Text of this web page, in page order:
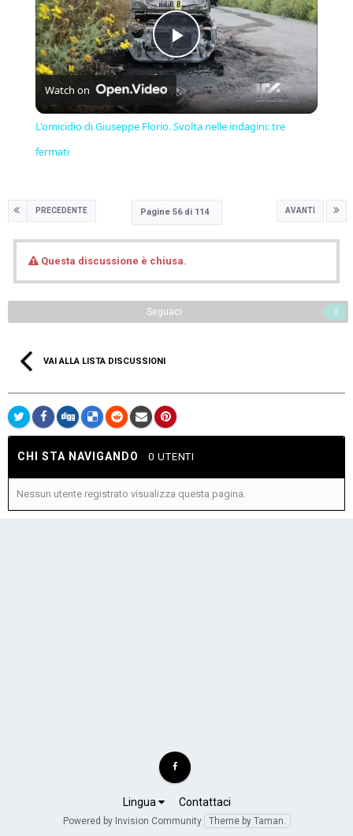
Play
Video
Watch on
L'omicidio di Giuseppe Florio. Svolta nelle indagini: tre
fermati
PRECEDENTE AVANTI
Pagine 56 di 114
Questa discussione è chiusa.
Seguaci 0
VAI ALLA LISTA DISCUSSIONI
CHI STA NAVIGANDO 0 UTENTI
Nessun utente registrato visualizza questa pagina.
Lingua Contattaci
Powered by Invision Community Theme by Taman.